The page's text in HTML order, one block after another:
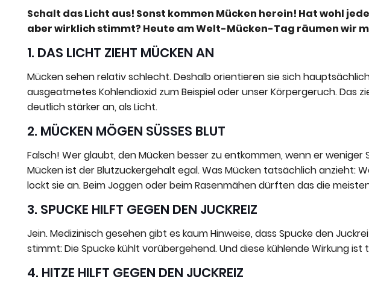
Schalt das Licht aus! Sonst kommen Mücken herein! Hat wohl
aber wirklich stimmt? Heute am Welt-Mücken-Tag räumen wir
1. DAS LICHT ZIEHT MÜCKEN AN
Mücken sehen relativ schlecht. Deshalb orientieren sie sich
ausgeatmetes Kohlendioxid zum Beispiel oder unser Körpergeruch. Das
deutlich stärker an, als Licht.
2. MÜCKEN MÖGEN SÜSSES BLUT
Falsch! Wer glaubt, den Mücken besser zu entkommen, wenn er weniger
Mücken ist der Blutzuckergehalt egal. Was Mücken tatsächlich anzieht:
lockt sie an. Beim Joggen oder beim Rasenmähen dürften das die
3. SPUCKE HILFT GEGEN DEN JUCKREIZ
Jein. Medizinisch gesehen gibt es kaum Hinweise, dass Spucke den
stimmt: Die Spucke kühlt vorübergehend. Und diese kühlende Wirkung
4. HITZE HILFT GEGEN DEN JUCKREIZ